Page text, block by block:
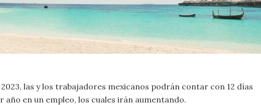
las y los trabajadores mexicanos podrán contar con 12 días
año en un empleo, los cuales irán aumentando.